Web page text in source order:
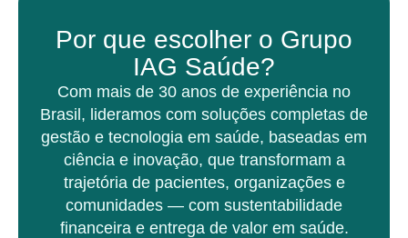
Por que escolher o Grupo
IAG Saúde?
Com mais de 30 anos de experiência no
Brasil, lideramos com soluções completas de
gestão e tecnologia em saúde, baseadas em
ciência e inovação, que transformam a
trajetória de pacientes, organizações e
comunidades — com sustentabilidade
financeira e entrega de valor em saúde.